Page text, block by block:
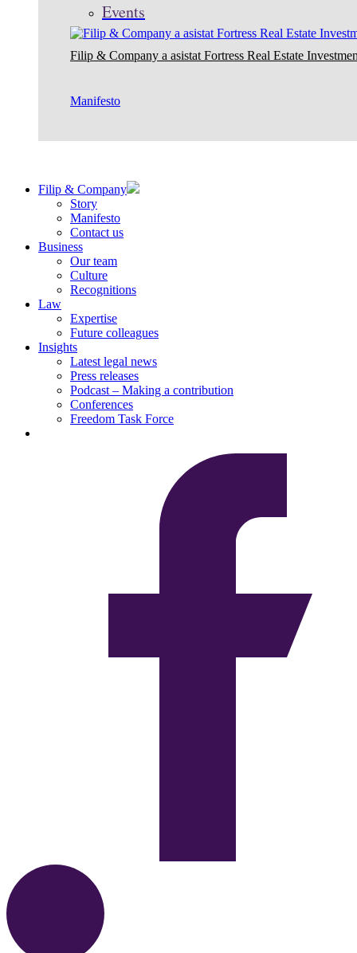
Events
Filip & Company a asistat Fortress Real Estate
Manifesto
Filip & Company
Story
Manifesto
Contact us
Business
Our team
Culture
Recognitions
Law
Expertise
Future colleagues
Insights
Latest legal news
Press releases
Podcast – Making a contribution
Conferences
Freedom Task Force